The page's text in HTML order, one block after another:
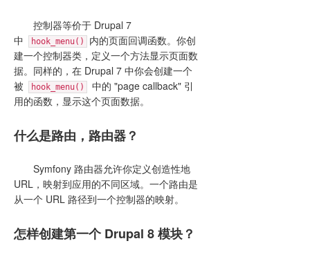
控制器等价于 Drupal 7
中
hook_menu()
内的页面回调函数。你创
建一个控制器类，定义一个方法显示页面数
据。同样的，在 Drupal 7 中你会创建一个
被
hook_menu()
中的 "page callback" 引
用的函数，显示这个页面数据。
什么是路由，路由器？
Symfony 路由器允许你定义创造性地
URL，映射到应用的不同区域。一个路由是
从一个 URL 路径到一个控制器的映射。
怎样创建第一个 Drupal 8 模块？